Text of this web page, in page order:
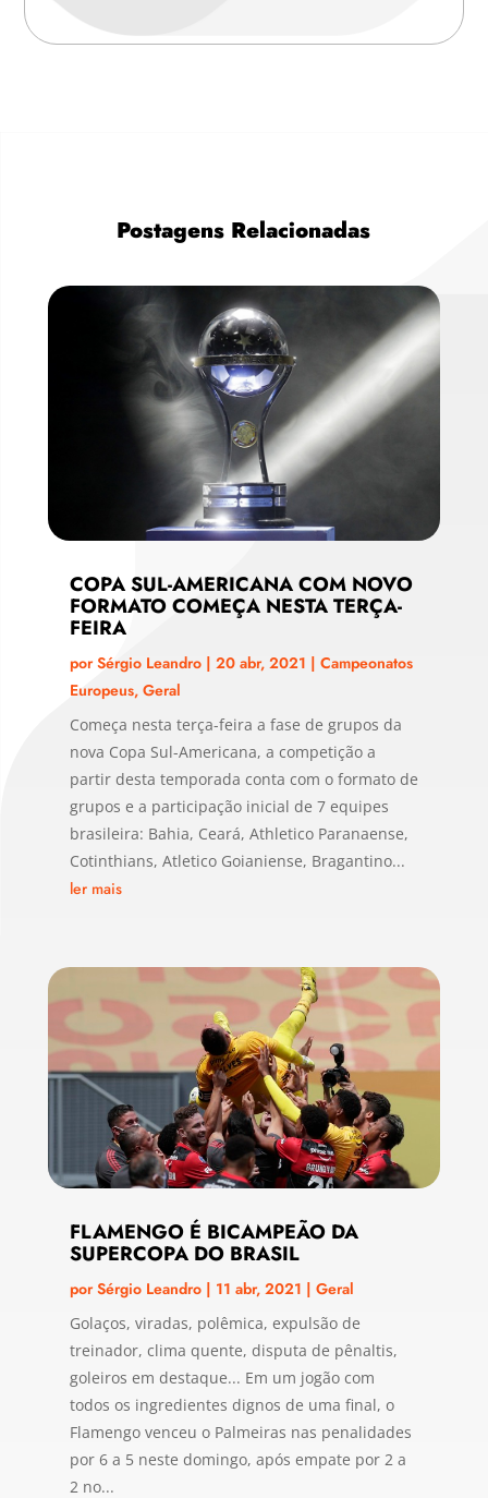
Postagens Relacionadas
COPA SUL-AMERICANA COM NOVO
FORMATO COMEÇA NESTA TERÇA-
FEIRA
porSérgio Leandro| 20 abr, 2021 | Campeonatos
Europeus, Geral
Começa nesta terça-feira a fase de grupos da
nova Copa Sul-Americana, a competição a
partir desta temporada conta com o formato de
grupos e a participação inicial de 7 equipes
brasileira: Bahia, Ceará, Athletico Paranaense,
Cotinthians, Atletico Goianiense, Bragantino...
ler mais
FLAMENGO É BICAMPEÃO DA
SUPERCOPA DO BRASIL
porSérgio Leandro| 11 abr, 2021 | Geral
Golaços, viradas, polêmica, expulsão de
treinador, clima quente, disputa de pênaltis,
goleiros em destaque... Em um jogão com
todos os ingredientes dignos de uma final, o
Flamengo venceu o Palmeiras nas penalidades
por 6 a 5 neste domingo, após empate por 2 a
2 no...